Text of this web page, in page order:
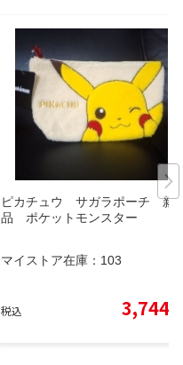
ピカチュウ サガラポーチ 新
品 ポケットモンスター
マイストア在庫： 103
税込 3,744